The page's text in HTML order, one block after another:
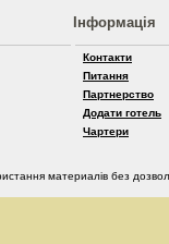
Інформація
Контакти
Питання
Партнерство
Додати готель
Чартери
материалів без